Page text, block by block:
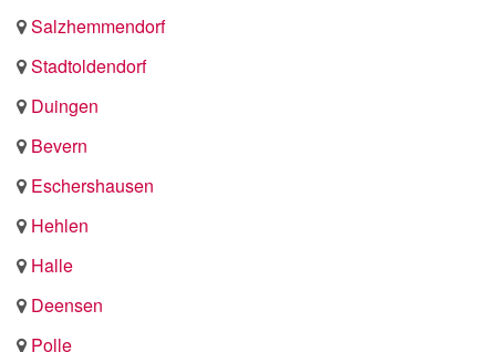
Salzhemmendorf
Stadtoldendorf
Duingen
Bevern
Eschershausen
Hehlen
Halle
Deensen
Polle